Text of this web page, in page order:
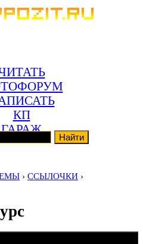
КП
ГАРАЖ
› ССЫЛОЧКИ ›